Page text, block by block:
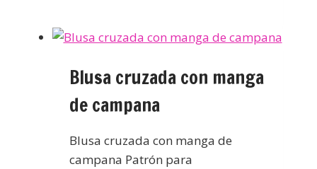
Blusa cruzada con manga
de campana
Blusa cruzada con manga de
campana Patrón para